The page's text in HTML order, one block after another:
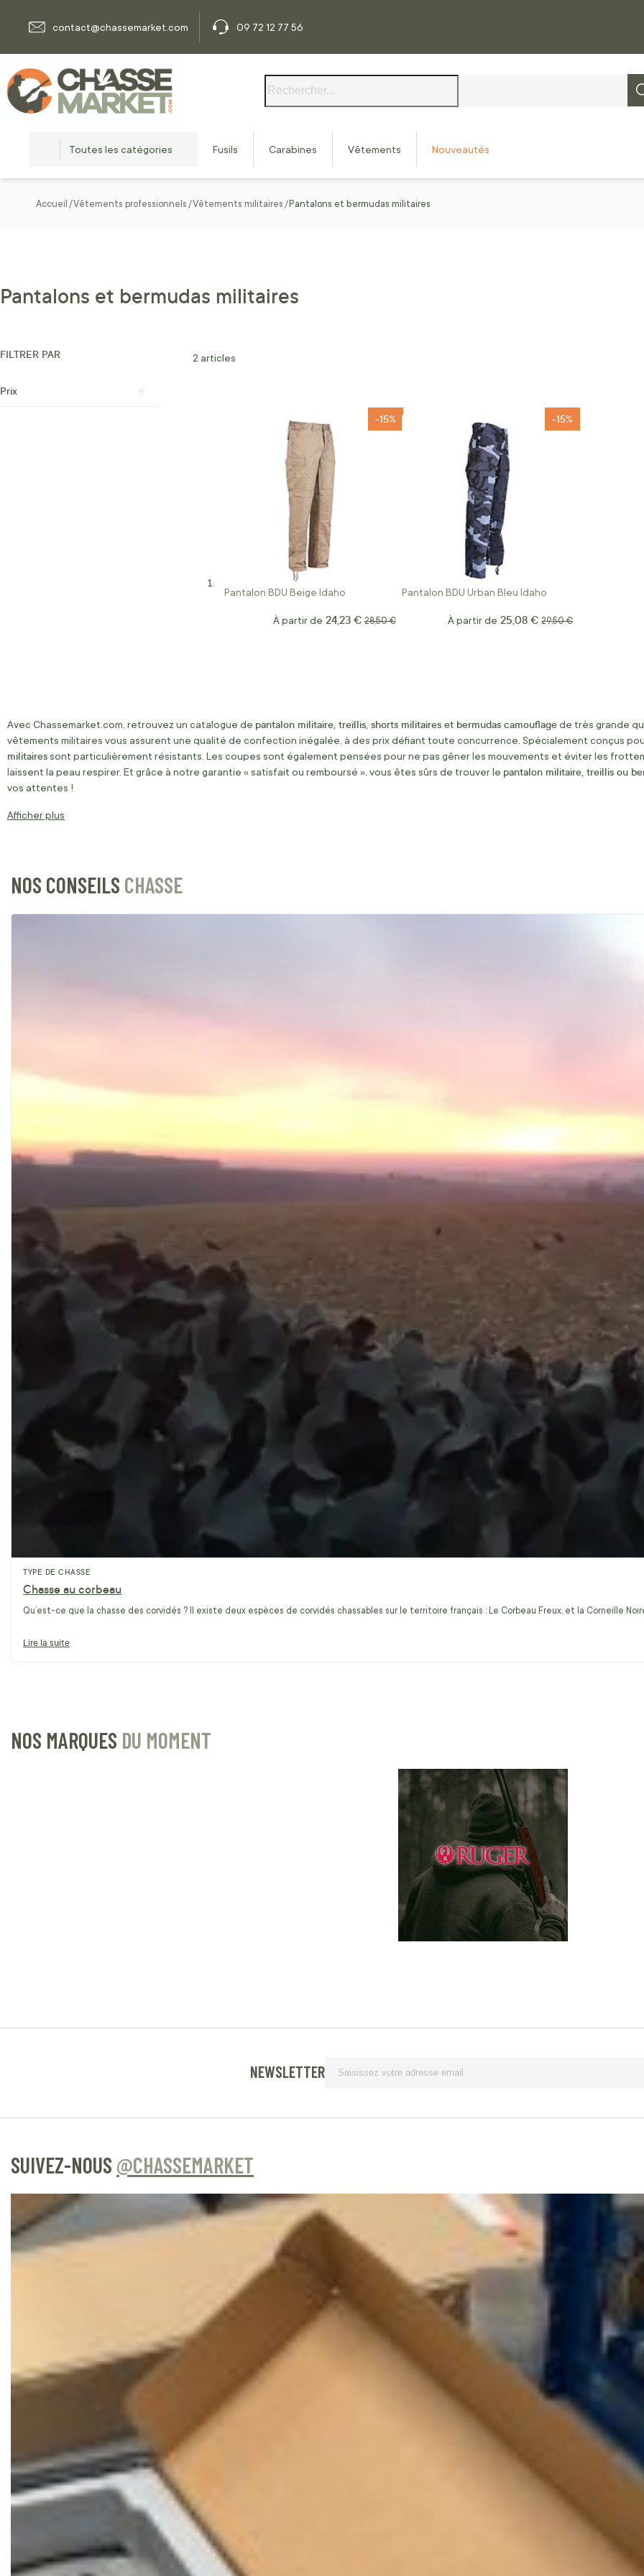
contact@chassemarket.com
09 72 12 77 56
Toutes les catégories Fusils Carabines Vêtements Nouveautés
Accueil Vêtements professionnels Vêtements militaires Pantalons et bermudas militaires
Pantalons et bermudas militaires
FILTRER PAR
Prix
2 articles
Pantalon BDU Beige Idaho
-15%
À partir de 24,23 € Prix normal
28,50 €
Pantalon BDU Urban Bleu Idaho
-15%
À partir de 25,08 € Prix normal
29,50 €
Avec Chassemarket.com, retrouvez un catalogue de pantalon militaire, treillis, shorts militaires et bermudas camouflagede très grande
vêtements militaires vous assurent une qualité de confection inégalée, à des prix défiant toute concurrence. Spécialement conçus
militaires sont particulièrement résistants. Les coupes sont également pensées pour ne pas gêner les mouvements et éviter les
laissent la peau respirer. Et grâce à notre garantie « satisfait ou remboursé », vous êtes sûrs de trouver le pantalon militaire, treillis ou
vos attentes !
Afficher plus
NOS CONSEILS CHASSE
TYPE DE CHASSE
Chasse au corbeau
Qu’est-ce que la chasse des corvidés ? Il existe deux espèces de corvidés chassables sur le territoire français : Le Corbeau Freux, et la Corneille
Lire la suite
NOS MARQUES DU MOMENT
NEWSLETTER
SUIVEZ-NOUS @CHASSEMARKET